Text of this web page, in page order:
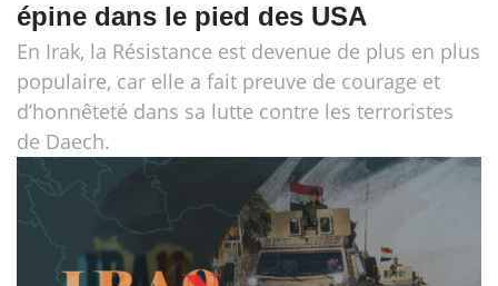
épine dans le pied des USA
En Irak, la Résistance est devenue de plus en plus
populaire, car elle a fait preuve de courage et
d’honnêteté dans sa lutte contre les terroristes
de Daech.